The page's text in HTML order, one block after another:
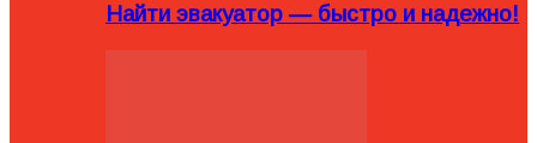
Найти эвакуатор — быстро и надежно!